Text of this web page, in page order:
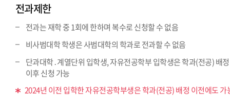
전과제한
전과는 재학 중 1회에 한하며 복수로 신청할 수 없음
비사범대학 학생은 사범대학의 학과로 전과할 수 없음
단과대학․계열단위 입학생, 자유전공학부 입학생은 학과(전공) 배정
이후 신청 가능
2024년 이전 입학한 자유전공학부생은 학과(전공) 배정 이전에도 가